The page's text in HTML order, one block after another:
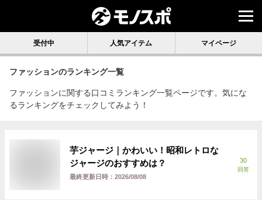
受付中 人気アイテム マイページ
ファッションのランキング一覧
ファッションに関する口コミランキング一覧ページです。気にな
るランキングをチェックしてみよう！
芋ジャージ｜かわいい！昭和レトロな
ジャージのおすすめは？
最終更新日時： 2026/08/08
30
回答